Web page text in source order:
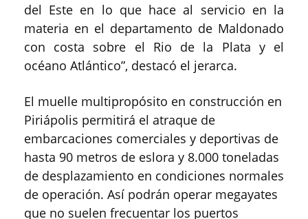
del Este en lo que hace al servicio en la
materia en el departamento de Maldonado
con costa sobre el Rio de la Plata y el
océano Atlántico”, destacó el jerarca.
El muelle multipropósito en construcción en
Piriápolis permitirá el atraque de
embarcaciones comerciales y deportivas de
hasta 90 metros de eslora y 8.000 toneladas
de desplazamiento en condiciones normales
de operación. Así podrán operar megayates
que no suelen frecuentar los puertos